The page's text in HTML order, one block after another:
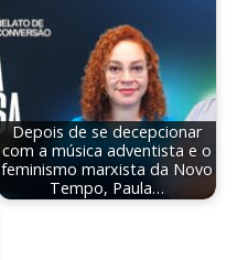
Depois de se decepcionar
com a música adventista e o
feminismo marxista da Novo
Tempo, Paula…